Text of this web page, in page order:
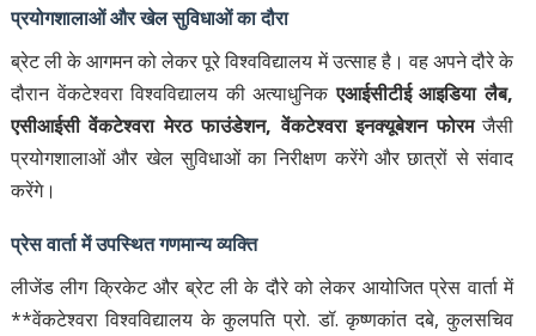
प्रयोगशालाओं और खेल सुविधाओं का दौरा
ब्रेट ली के आगमन को लेकर पूरे विश्वविद्यालय में उत्साह है। वह अपने दौरे के
दौरान वेंकटेश्वरा विश्वविद्यालय की अत्याधुनिकएआईसीटीई आइडिया लैब,
एसीआईसी वेंकटेश्वरा मेरठ फाउंडेशन, वेंकटेश्वरा इनक्यूबेशन फोरमजैसी
प्रयोगशालाओं और खेल सुविधाओं का निरीक्षण करेंगे और छात्रों से संवाद
करेंगे।
प्रेस वार्ता में उपस्थित गणमान्य व्यक्ति
लीजेंड लीग क्रिकेट और ब्रेट ली के दौरे को लेकर आयोजित प्रेस वार्ता में
**वेंकटेश्वरा विश्वविद्यालय के कुलपति प्रो. डॉ. कृष्णकांत दबे, कुलसचिव